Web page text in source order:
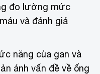
đo lường mức
và đánh giá
năng của gan và
ánh vấn đề về ống